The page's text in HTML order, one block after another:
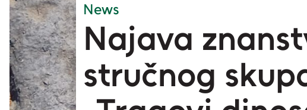
News
Najava
stručnog